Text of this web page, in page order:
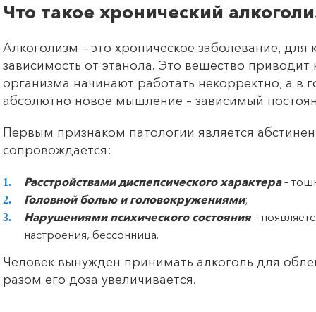
Что такое хронический
Алкоголизм – это хроническое заболевание, для
зависимость от этанола. Это вещество
организма начинают работать некорректно, а в
абсолютно новое мышление – зависимый
Первым признаком патологии является
сопровождается:
Расстройствами диспепсического характера–
Головной болью и головокружениями;
Нарушениями психического состояния–
настроения, бессонница.
Человек вынужден принимать алкоголь для
разом его доза увеличивается.